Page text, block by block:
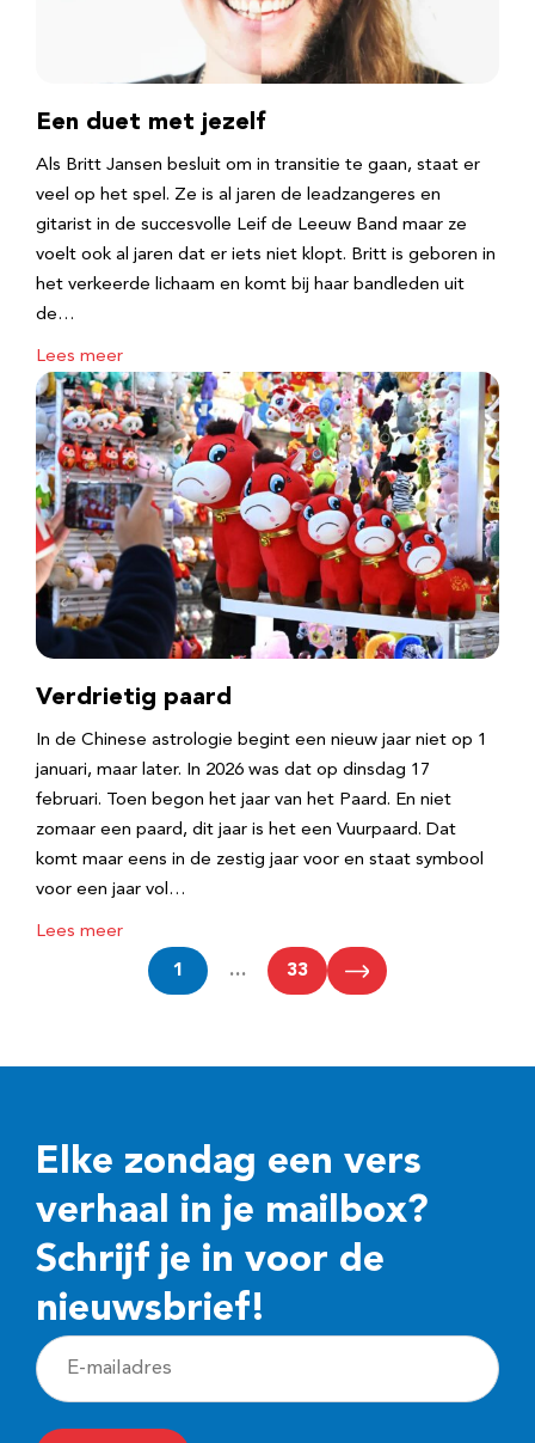
Een duet met jezelf
Als Britt Jansen besluit om in transitie te gaan, staat er
veel op het spel. Ze is al jaren de leadzangeres en
gitarist in de succesvolle Leif de Leeuw Band maar ze
voelt ook al jaren dat er iets niet klopt. Britt is geboren in
het verkeerde lichaam en komt bij haar bandleden uit
de…
Lees meer
Verdrietig paard
In de Chinese astrologie begint een nieuw jaar niet op 1
januari, maar later. In 2026 was dat op dinsdag 17
februari. Toen begon het jaar van het Paard. En niet
zomaar een paard, dit jaar is het een Vuurpaard. Dat
komt maar eens in de zestig jaar voor en staat symbool
voor een jaar vol…
Lees meer
1 … 33
Elke zondag een vers
verhaal in je mailbox?
Schrijf je in voor de
nieuwsbrief!
E
-
m